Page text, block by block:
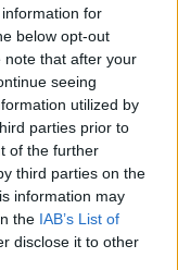
for
below opt-out
note that after your
seeing
utilized by
parties prior to
of the further
third parties on the
information may
the IAB’s List of
disclose it to other
Jana Pawła
spotkań i
jest nauczanie
nauki,
i
papieski think
o ideę